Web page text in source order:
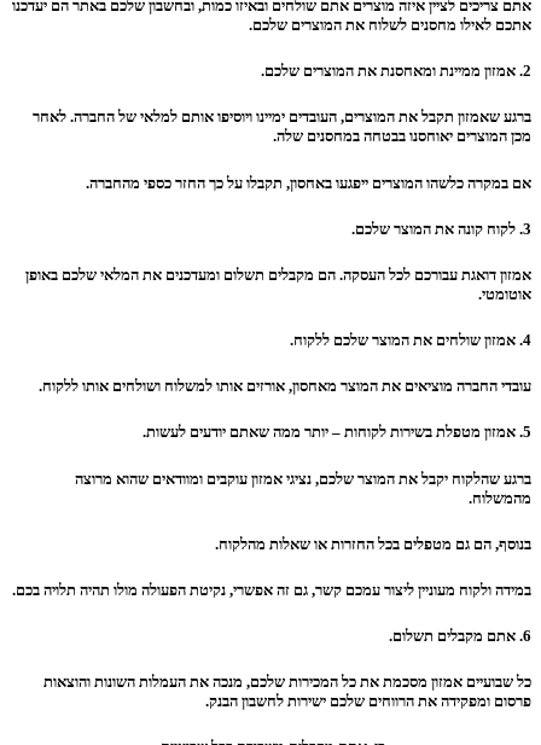
אתם צריכים לציין איזה מוצרים אתם שולחים ובאיזו כמות, ובחשבון שלכם באתר הם יעדכנו
אתכם לאילו מחסנים לשלוח את המוצרים שלכם.
2. אמזון ממיינת ומאחסנת את המוצרים שלכם.
ברגע שאמזון תקבל את המוצרים, העובדים ימיינו ויוסיפו אותם למלאי של החברה. לאחר
מכן המוצרים יאוחסנו בבטחה במחסנים שלה.
אם במקרה כלשהו המוצרים ייפגעו באחסון, תקבלו על כך החזר כספי מהחברה.
3. לקוח קונה את המוצר שלכם.
אמזון דואגת עבורכם לכל העסקה. הם מקבלים תשלום ומעדכנים את המלאי שלכם באופן
אוטומטי.
4. אמזון שולחים את המוצר שלכם ללקוח.
עובדי החברה מוציאים את המוצר מאחסון, אורזים אותו למשלוח ושולחים אותו ללקוח.
5. אמזון מטפלת בשירות לקוחות – יותר ממה שאתם יודעים לעשות.
ברגע שהלקוח יקבל את המוצר שלכם, נציגי אמזון עוקבים ומוודאים שהוא מרוצה
מהמשלוח.
בנוסף, הם גם מטפלים בכל החזרות או שאלות מהלקוח.
במידה ולקוח מעוניין ליצור עמכם קשר, גם זה אפשרי, נקיטת הפעולה מולו תהיה תלויה בכם.
6. אתם מקבלים תשלום.
כל שבועיים אמזון מסכמת את כל המכירות שלכם, מנכה את העמלות השונות והוצאות
פרסום ומפקידה את הרווחים שלכם ישירות לחשבון הבנק.